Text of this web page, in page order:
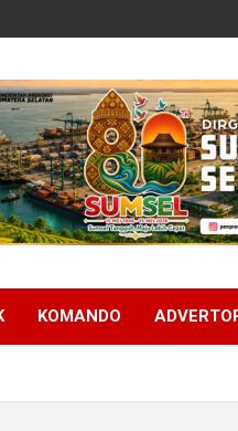
KOMANDO